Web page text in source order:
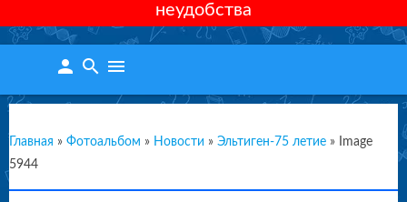
неудобства
person search menu
Главная » Фотоальбом » Новости » Эльтиген-75 летие »
Image
5944